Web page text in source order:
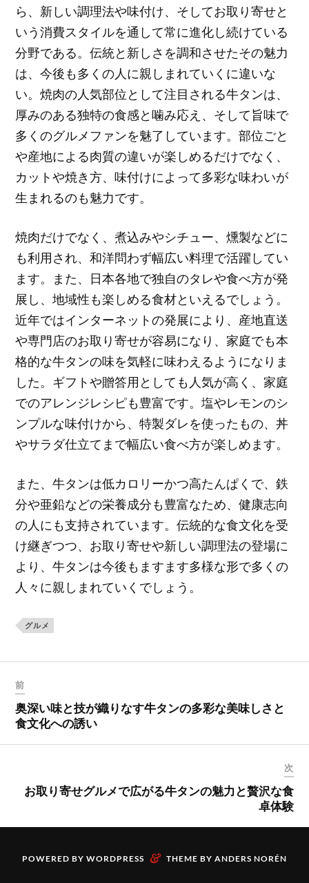
ら、新しい調理法や味付け、そしてお取り寄せと
いう消費スタイルを通して常に進化し続けている
分野である。伝統と新しさを調和させたその魅力
は、今後も多くの人に親しまれていくに違いな
い。焼肉の人気部位として注目される牛タンは、
厚みのある独特の食感と噛み応え、そして旨味で
多くのグルメファンを魅了しています。部位ごと
や産地による肉質の違いが楽しめるだけでなく、
カットや焼き方、味付けによって多彩な味わいが
生まれるのも魅力です。
焼肉だけでなく、煮込みやシチュー、燻製などに
も利用され、和洋問わず幅広い料理で活躍してい
ます。また、日本各地で独自のタレや食べ方が発
展し、地域性も楽しめる食材といえるでしょう。
近年ではインターネットの発展により、産地直送
や専門店のお取り寄せが容易になり、家庭でも本
格的な牛タンの味を気軽に味わえるようになりま
した。ギフトや贈答用としても人気が高く、家庭
でのアレンジレシピも豊富です。塩やレモンのシ
ンプルな味付けから、特製ダレを使ったもの、丼
やサラダ仕立てまで幅広い食べ方が楽しめます。
また、牛タンは低カロリーかつ高たんぱくで、鉄
分や亜鉛などの栄養成分も豊富なため、健康志向
の人にも支持されています。伝統的な食文化を受
け継ぎつつ、お取り寄せや新しい調理法の登場に
より、牛タンは今後もますます多様な形で多くの
人々に親しまれていくでしょう。
グルメ
前
奥深い味と技が織りなす牛タンの多彩な美味しさと
食文化への誘い
次
お取り寄せグルメで広がる牛タンの魅力と贅沢な食
卓体験
POWERED BY WORDPRESS & THEME BY ANDERS NORÉN